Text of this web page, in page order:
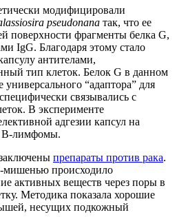
модифицировали
pseudonana так, что ее
поверхности фрагменты белка G,
IgG. Благодаря этому стало
антителами,
тип клеток. Белок G в данном
универсального “адаптора” для
связывались с
В эксперименте
адгезии капсул на
В-лимфомы.
препараты против рака.
мишенью происходило
активных веществ через поры в
Методика показала хорошие
несущих подкожный